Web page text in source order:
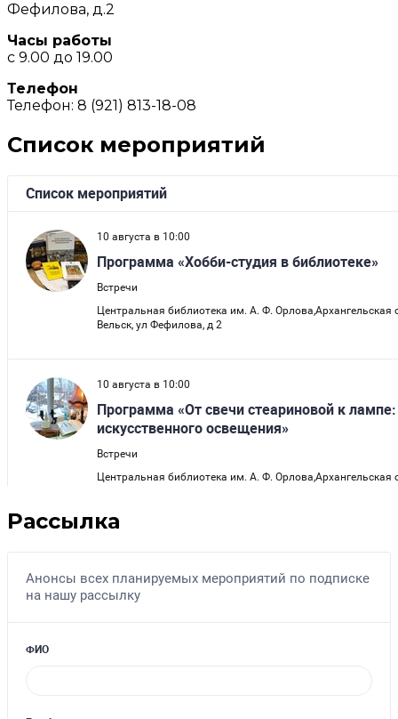
Фефилова, д.2
Часы работы
с 9.00 до 19.00
Телефон
Телефон: 8 (921) 813-18-08
Список мероприятий
Рассылка